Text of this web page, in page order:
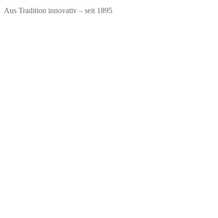
Zum
Menü
Schließen
Aus Tradition innovativ – seit 1895